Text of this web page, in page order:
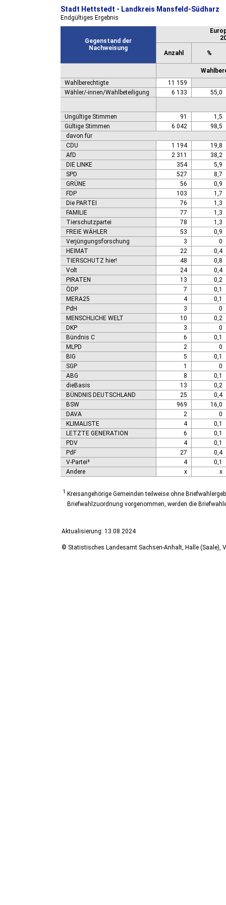
Stadt Hettstedt - Landkreis Mansfeld-Südharz
Endgültiges Ergebnis
Gegenstand der
Nachweisung
Anzahl %
Wahlberechtigte
11 159
Wähler/-innen/Wahlbeteiligung
6 133 55,0
Ungültige Stimmen 91
1,5
Gültige Stimmen
6 042
98,5
davon für
CDU
1 194
19,8
AfD
2 311
38,2
DIE LINKE
354
5,9
SPD
527
8,7
GRÜNE
56
0,9
FDP
103
1,7
Die PARTEI
76
1,3
FAMILIE
77
1,3
Tierschutzpartei
78
1,3
FREIE WÄHLER
53
0,9
Verjüngungsforschung
3
0
HEIMAT
22
0,4
TIERSCHUTZ hier!
48
0,8
Volt
24
0,4
PIRATEN
13
0,2
ÖDP
7
0,1
MERA25
4
0,1
PdH
3
0
MENSCHLICHE WELT
10
0,2
DKP
3
0
Bündnis C
6
0,1
MLPD
2
0
BIG
5
0,1
SGP
1
0
ABG
8
0,1
dieBasis
13
0,2
BÜNDNIS DEUTSCHLAND
25
0,4
BSW
969
16,0
DAVA
2
0
KLIMALISTE
4
0,1
LETZTE GENERATION
6
0,1
PDV
4
0,1
PdF
27
0,4
V-Partei³
4
0,1
Andere
x x
1
Kreisangehörige Gemeinden teilweise ohne
Briefwahlzuordnung vorgenommen, werden die
Aktualisierung: 13.08.2024
© Statistisches Landesamt Sachsen-Anhalt, Halle (Saale),